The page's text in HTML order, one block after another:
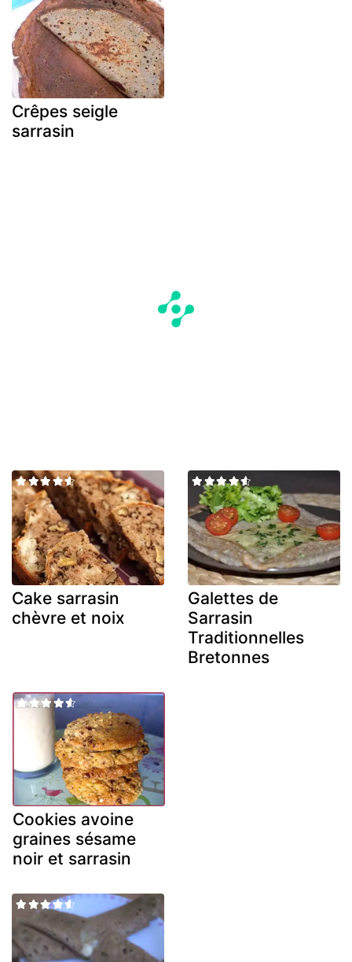
Crêpes seigle
sarrasin
Cake sarrasin
chèvre et noix
Galettes de
Sarrasin
Traditionnelles
Bretonnes
Cookies avoine
graines sésame
noir et sarrasin